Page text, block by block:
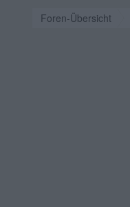
Foren-Übersicht